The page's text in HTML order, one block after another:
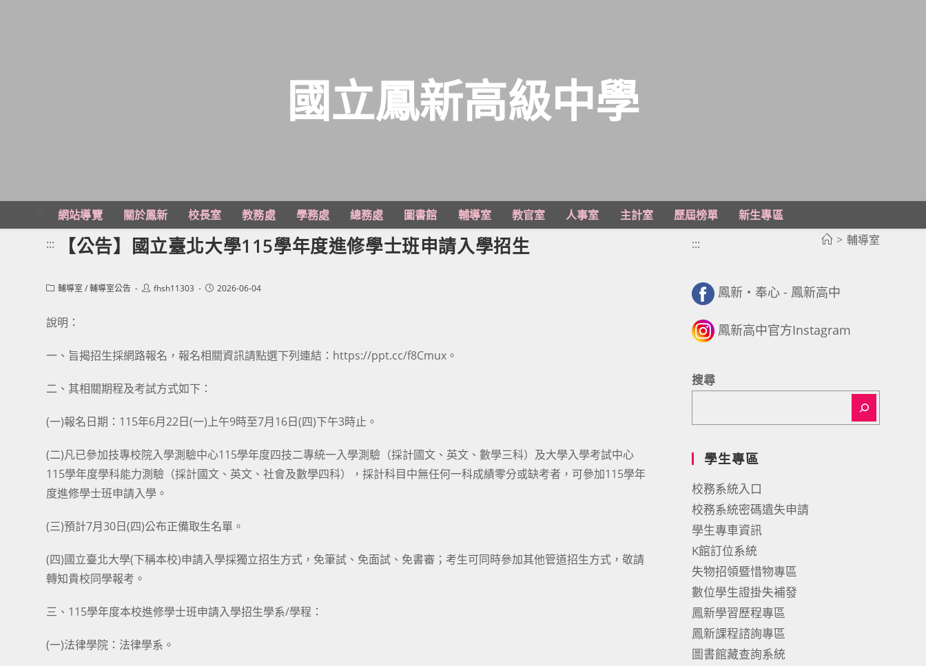
主
國立鳳新高級中學
網站導覽 關於鳳新 校長室 教務處 學務處 總務處 圖書館 輔導室 教官室 人事室 主計室 歷屆榜單
新生專區
> 輔導室
::: 【公告】國立臺北大學115學年度進修學士班申請入學招生
Post輔導室/輔導室公告
Postfhsh11303
Post2026-06-04
說明：
一、旨揭招生採網路報名，報名相關資訊請點選下列連結：https://ppt.cc/f8Cmux。
二、其相關期程及考試方式如下：
(一)報名日期：115年6月22日(一)上午9時至7月16日(四)下午3時止。
(二)凡已參加技專校院入學測驗中心115學年度四技二專統一入學測驗（採計國文、英文、數學三科）及大學入學考試中心
115學年度學科能力測驗（採計國文、英文、社會及數學四科），採計科目中無任何一科成績零分或缺考者，可參加115學年
度進修學士班申請入學。
(三)預計7月30日(四)公布正備取生名單。
(四)國立臺北大學(下稱本校)申請入學採獨立招生方式，免筆試、免面試、免書審；考生可同時參加其他管道招生方式，敬請
轉知貴校同學報考。
三、115學年度本校進修學士班申請入學招生學系/學程：
(一)法律學院：法律學系。
:::
鳳新・奉心 - 鳳新高中
鳳新高中官方Instagram
搜尋
學生專區
校務系統入口
校務系統密碼遺失申請
學生專車資訊
K館訂位系統
失物招領暨惜物專區
數位學生證掛失補發
鳳新學習歷程專區
鳳新課程諮詢專區
圖書館藏查詢系統